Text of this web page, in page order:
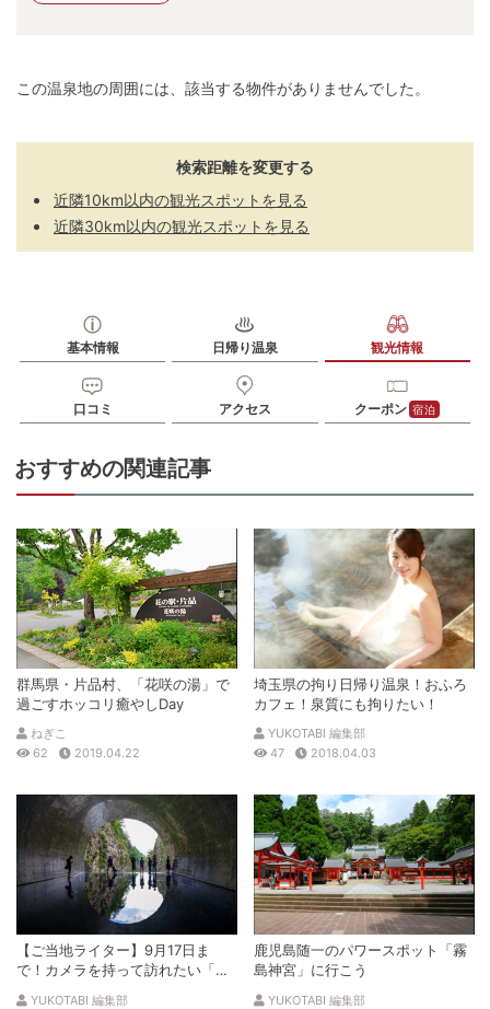
この温泉地の周囲には、該当する物件がありませんでした。
検索距離を変更する
近隣10km以内の観光スポットを見る
近隣30km以内の観光スポットを見る
基本情報 日帰り温泉 観光情報
口コミ アクセス クーポン 宿泊
おすすめの関連記事
群馬県・片品村、「花咲の湯」で
過ごすホッコリ癒やしDay
ねぎこ
62
2019.04.22
埼玉県の拘り日帰り温泉！おふろ
カフェ！泉質にも拘りたい！
YUKOTABI 編集部
47
2018.04.03
【ご当地ライター】9月17日ま
で！カメラを持って訪れたい「越
後妻有大地の芸術祭めぐり」
YUKOTABI 編集部
鹿児島随一のパワースポット「霧
島神宮」に行こう
YUKOTABI 編集部